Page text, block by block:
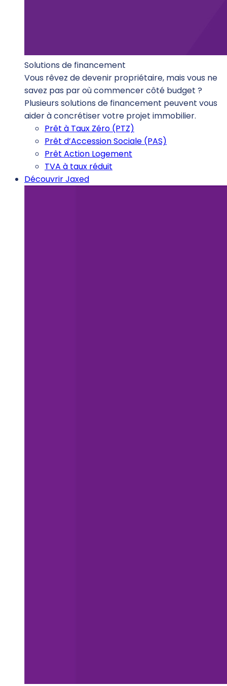
Solutions de financement
Vous rêvez de devenir propriétaire, mais vous ne
savez pas par où commencer côté budget ?
Plusieurs solutions de financement peuvent vous
aider à concrétiser votre projet immobilier.
Prêt à Taux Zéro (PTZ)
Prêt d’Accession Sociale (PAS)
Prêt Action Logement
TVA à taux réduit
Découvrir Jaxed